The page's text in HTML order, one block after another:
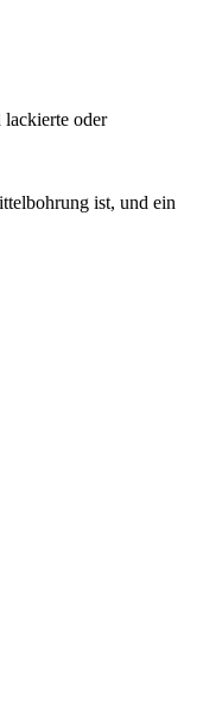
lackierte oder
ist, und ein